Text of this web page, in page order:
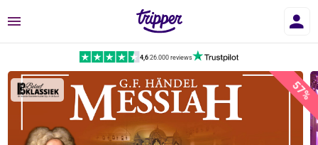
Menu
4,6|26.000 reviews
57%